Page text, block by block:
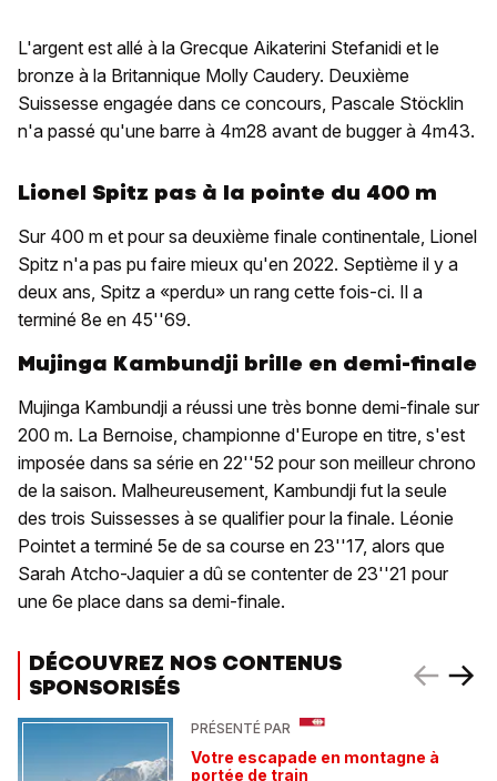
L'argent est allé à la Grecque Aikaterini Stefanidi et le
bronze à la Britannique Molly Caudery. Deuxième
Suissesse engagée dans ce concours, Pascale Stöcklin
n'a passé qu'une barre à 4m28 avant de bugger à 4m43.
Lionel Spitz pas à la pointe du 400 m
Sur 400 m et pour sa deuxième finale continentale, Lionel
Spitz n'a pas pu faire mieux qu'en 2022. Septième il y a
deux ans, Spitz a «perdu» un rang cette fois-ci. Il a
terminé 8e en 45''69.
Mujinga Kambundji brille en demi-finale
Mujinga Kambundji a réussi une très bonne demi-finale sur
200 m. La Bernoise, championne d'Europe en titre, s'est
imposée dans sa série en 22''52 pour son meilleur chrono
de la saison. Malheureusement, Kambundji fut la seule
des trois Suissesses à se qualifier pour la finale. Léonie
Pointet a terminé 5e de sa course en 23''17, alors que
Sarah Atcho-Jaquier a dû se contenter de 23''21 pour
une 6e place dans sa demi-finale.
DÉCOUVREZ NOS CONTENUS
SPONSORISÉS
PRÉSENTÉ PAR
Votre escapade en montagne à
portée de train